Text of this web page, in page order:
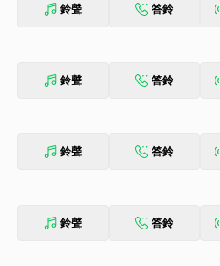
鈴聲 答鈴
鈴聲 答鈴
鈴聲 答鈴
鈴聲 答鈴